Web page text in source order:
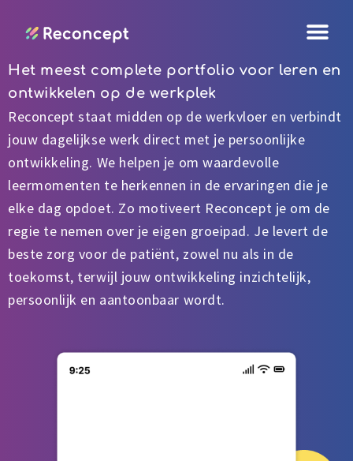
naar
inhoud
Het meest complete portfolio voor leren en
ontwikkelen op de werkplek
Reconcept staat midden op de werkvloer en verbindt
jouw dagelijkse werk direct met je persoonlijke
ontwikkeling. We helpen je om waardevolle
leermomenten te herkennen in de ervaringen die je
elke dag opdoet. Zo motiveert Reconcept je om de
regie te nemen over je eigen groeipad. Je levert de
beste zorg voor de patiënt, zowel nu als in de
toekomst, terwijl jouw ontwikkeling inzichtelijk,
persoonlijk en aantoonbaar wordt.